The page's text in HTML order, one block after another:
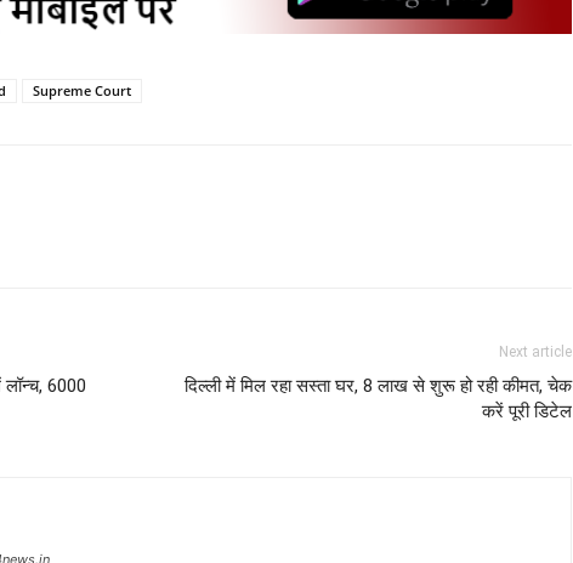
Supreme Court
6000
Next article
दिल्ली में मिल रहा सस्ता घर, 8 लाख से शुरू हो रही कीमत, चेक
करें पूरी डिटेल